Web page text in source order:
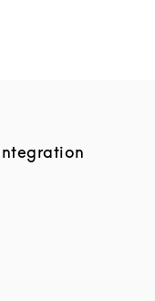
to Create